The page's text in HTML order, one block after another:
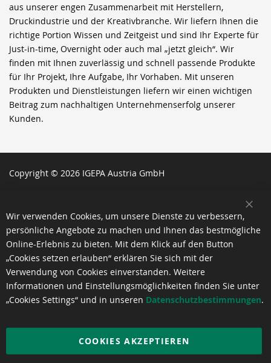
aus unserer engen Zusammenarbeit mit Herstellern,
Druckindustrie und der Kreativbranche. Wir liefern Ihnen die
richtige Portion Wissen und Zeitgeist und sind Ihr Experte für
Just-in-time, Overnight oder auch mal „jetzt gleich“. Wir
finden mit Ihnen zuverlässig und schnell passende Produkte
für Ihr Projekt, Ihre Aufgabe, Ihr Vorhaben. Mit unseren
Produkten und Dienstleistungen liefern wir einen wichtigen
Beitrag zum nachhaltigen Unternehmenserfolg unserer
Kunden.
Copyright © 2026 IGEPA Austria GmbH
Wir verwenden Cookies, um unsere Dienste zu verbessern,
persönliche Angebote zu machen und Ihnen das bestmögliche
Online-Erlebnis zu bieten. Mit dem Klick auf den Button
„Cookies setzen erlauben“ erklären Sie sich mit der
Verwendung von Cookies einverstanden. Weitere
Informationen und Einstellungsmöglichkeiten finden Sie unter
„Cookies Settings“ und in unseren Datenschutzbestimmungen.
COOKIES AKZEPTIEREN